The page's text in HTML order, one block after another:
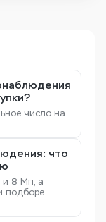
число на
что
и 8 Мп, а
подборе